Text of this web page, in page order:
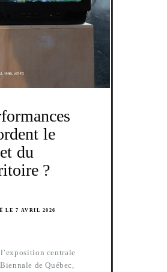
femmes
de
le
du
?
LE 7 AVRIL 2026
l’exposition centrale
de Québec,